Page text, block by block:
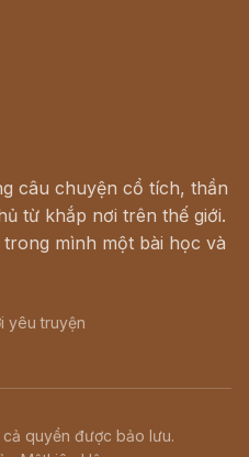
câu chuyện cổ tích, thần
từ khắp nơi trên thế giới.
mình một bài học và
yêu truyện
quyền được bảo lưu.